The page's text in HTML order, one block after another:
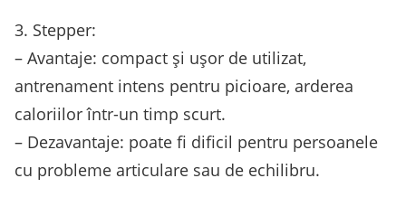
3. Stepper:
– Avantaje: compact și ușor de utilizat,
antrenament intens pentru picioare, arderea
caloriilor într-un timp scurt.
– Dezavantaje: poate fi dificil pentru persoanele
cu probleme articulare sau de echilibru.